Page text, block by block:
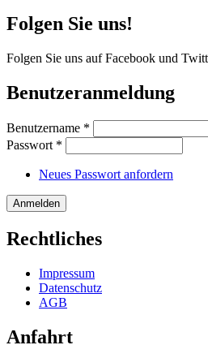
Folgen Sie uns!
Folgen Sie uns auf Facebook und
Benutzeranmeldung
Benutzername *
Passwort *
Neues Passwort anfordern
Rechtliches
Impressum
Datenschutz
AGB
Anfahrt